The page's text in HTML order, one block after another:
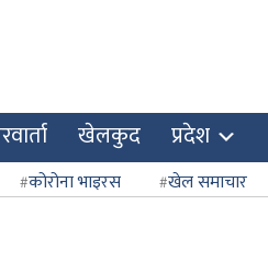
खेलकुद प्रदेश
कोरोना भाइरस खेल समाचार